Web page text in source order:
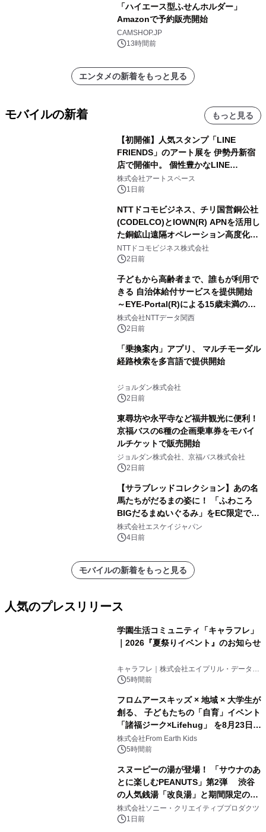
「ハイエース型ふせんホルダー」
Amazonで予約販売開始
CAMSHOP.JP
13時間前
エンタメの新着をもっと見る
モバイルの新着 もっと見る
【初開催】人気スタンプ「LINE
FRIENDS」のアート展を 伊勢丹新宿
店で開催中。 個性豊かなLINE
FRIENDSの仲間たちが インテリアア
ートとして新たな魅力を発信。
株式会社アートスペース
1日前
NTTドコモビジネス、チリ国営銅公社
(CODELCO)とIOWN(R) APNを活用し
た銅鉱山遠隔オペレーション高度化に
向けた調査・実証を開始
NTTドコモビジネス株式会社
2日前
子どもから高齢者まで、誰もが利用で
きる 自治体給付サービスを提供開始
～EYE-Portal(R)による15歳未満の本
人認証と デジタルデバイド対策で実現
～
株式会社NTTデータ関西
2日前
「乗換案内」アプリ、 マルチモーダル
経路検索を多言語で提供開始
ジョルダン株式会社
2日前
東尋坊や永平寺など福井観光に便利！
京福バスの6種の企画乗車券をモバイ
ルチケットで販売開始
ジョルダン株式会社、京福バス株式会社
2日前
【サラブレッドコレクション】あの名
馬たちがだるまの姿に！ 「ふわころ
BIGだるまぬいぐるみ」をEC限定で受
注販売開始
株式会社エスケイジャパン
4日前
モバイルの新着をもっと見る
人気のプレスリリース
学園生活コミュニティ「キャラフレ」
｜2026『夏祭りイベント』のお知らせ
キャラフレ｜株式会社エイプリル・データ・
デザインズ
5時間前
フロムアースキッズ × 地域 × 大学生が
創る、 子どもたちの「自育」イベント
「諸福ジーク×Lifehug」 を8月23日
(日)開催
株式会社From Earth Kids
5時間前
スヌーピーの湯が登場！ 「サウナのあ
とに楽しむPEANUTS」第2弾 渋谷
の人気銭湯「改良湯」と期間限定のコ
ラボレーション サウナイキタイコラ
ボグッズも発売決定！
株式会社ソニー・クリエイティブプロダクツ
1日前